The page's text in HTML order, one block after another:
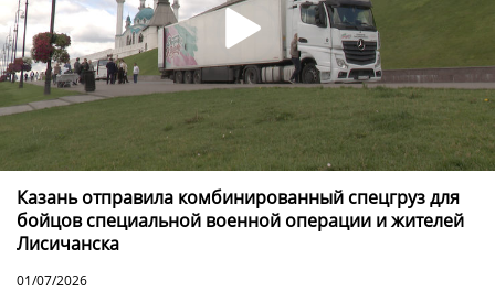
Казань отправила комбинированный спецгруз для
бойцов специальной военной операции и жителей
Лисичанска
01/07/2026